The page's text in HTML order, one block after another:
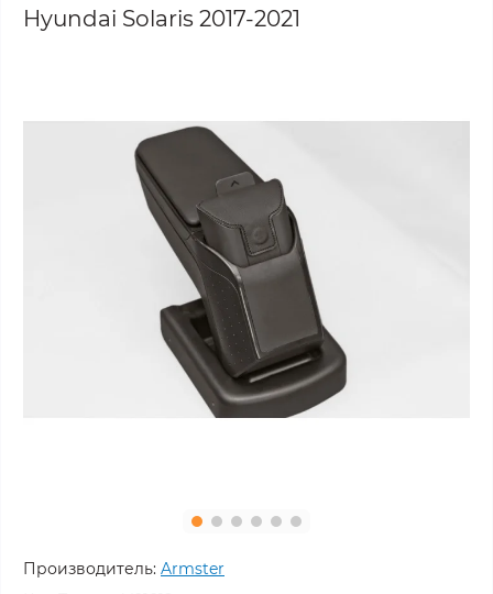
Hyundai Solaris 2017-2021
Производитель: Armster